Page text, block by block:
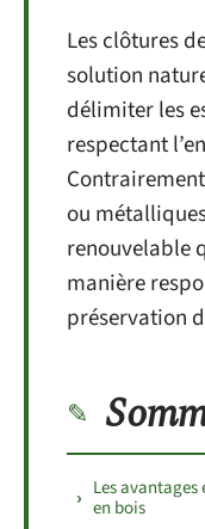
Les clôtures
solution
délimiter les
respectant
ou
renouvelable
manière
préservation
Les
en bois